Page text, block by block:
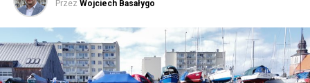
Przez Wojciech Basałygo